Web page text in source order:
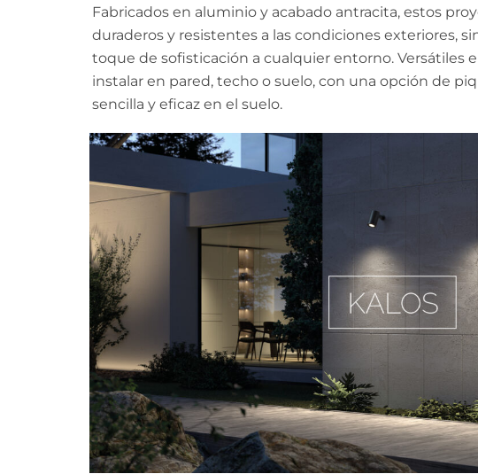
Fabricados en aluminio y acabado antracita, estos
duraderos y resistentes a las condiciones exteriores,
toque de sofisticación a cualquier entorno. Versátiles
instalar en pared, techo o suelo, con una opción de
sencilla y eficaz en el suelo.